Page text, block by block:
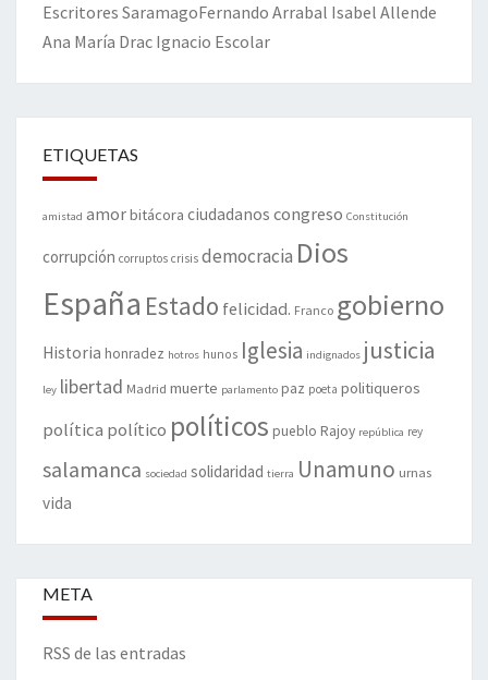
Escritores SaramagoFernando Arrabal Isabel Allende
Ana María Drac Ignacio Escolar
ETIQUETAS
amistad amorbitácora ciudadanos congreso Constitución
corrupción corruptos crisis democracia Dios
España Estado felicidad. Franco gobierno
Historia honradez hotros hunos Iglesia indignados justicia
ley libertad Madrid muerte parlamento paz poeta politiqueros
política político políticos pueblo Rajoy república rey
salamanca sociedad solidaridad tierra Unamuno urnas
vida
META
RSS de las entradas